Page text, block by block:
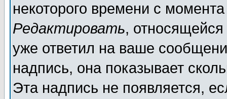
некоторого времени с
Редактировать,
уже ответил на ваше
надпись, она показывает
Эта надпись не появляется,